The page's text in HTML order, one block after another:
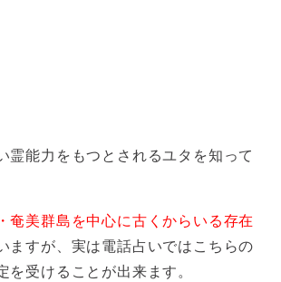
霊能力をもつとされるユタを知って
奄美群島を中心に古くからいる存在
ますが、実は電話占いではこちらの
を受けることが出来ます。